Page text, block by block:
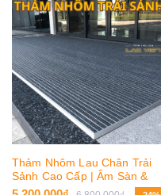
Thảm Nhôm Lau Chân Trải
Sảnh Cao Cấp | Âm Sàn &
Trải Nổi